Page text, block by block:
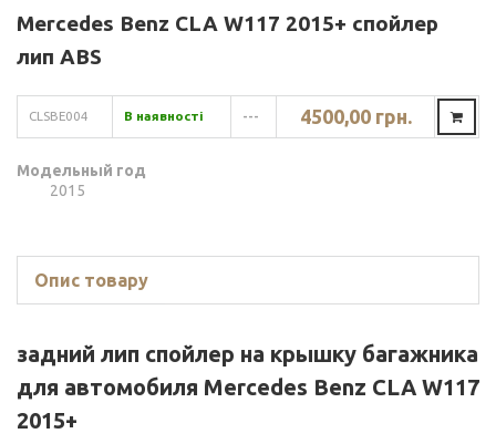
Mercedes Benz CLA W117 2015+ спойлер
лип ABS
CLSBE004 В наявності --- 4500,00 грн.
Модельный год
2015
Опис товару
задний лип спойлер на крышку багажника
для автомобиля Mercedes Benz CLA W117
2015+